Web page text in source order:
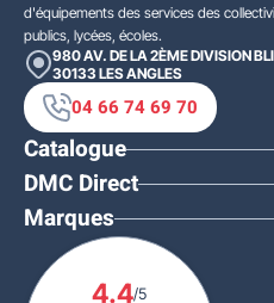
d'équipements des services des
publics, lycées, écoles.
980 AV. DE LA 2ÈME DIVISION
30133 LES ANGLES
04 66 74 69 70
Catalogue
DMC Direct
Marques
4.4/5